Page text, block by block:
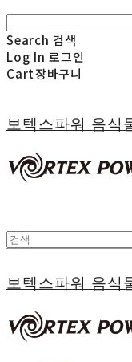
Search 검색
Log In 로그인
Cart장바구니
보텍스파워 음식
보텍스파워 음식